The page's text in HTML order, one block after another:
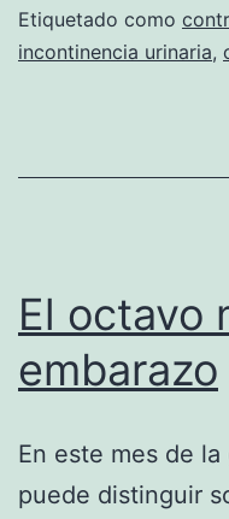
Etiquetado como
incontinencia urinaria,
El octavo
embarazo
En este mes de
puede distinguir